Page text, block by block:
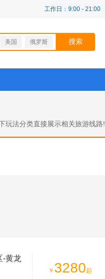
工作日：9:00 - 21:00
美国 俄罗斯
玩法分类直接展示相关旅游线路!
-黄龙
￥ 3280起